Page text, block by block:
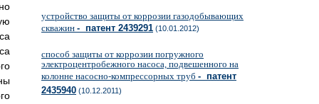
устройство защиты от коррозии газодобывающих
скважин - патент 2439291 (10.01.2012)
способ защиты от коррозии погружного
электроцентробежного насоса, подвешенного на
колонне насосно-компрессорных труб - патент
2435940 (10.12.2011)